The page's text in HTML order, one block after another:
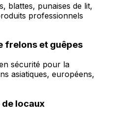
blattes, punaises de lit,
professionnels
frelons et guêpes
sécurité pour la
asiatiques, européens,
locaux